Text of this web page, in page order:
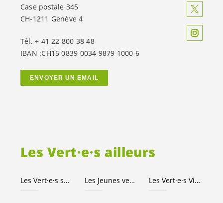
Les Vert·e·s ailleurs
Les Vert·e·s suisses Les Jeunes vert-e-s Les Vert·e·s Ville de Genève
Case postale 345
CH-1211 Genève 4
Tél. + 41 22 800 38 48
IBAN :CH15 0839 0034 9879 1000 6
ENVOYER UN EMAIL